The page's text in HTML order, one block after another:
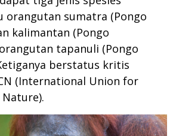
orangutan sumatra (Pongo
kalimantan (Pongo
tapanuli (Pongo
berstatus kritis
(International Union for